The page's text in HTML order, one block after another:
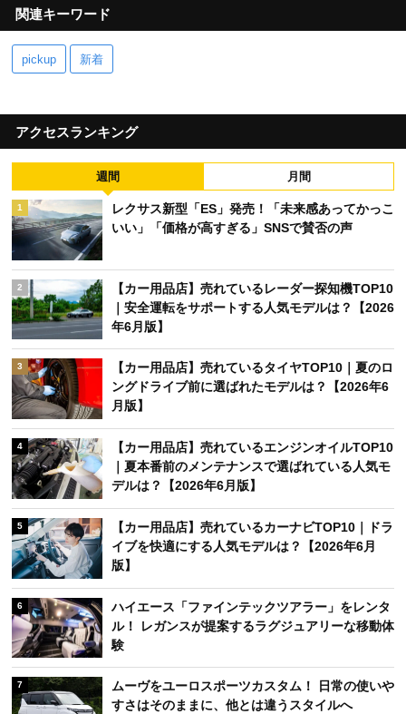
関連キーワード
pickup 新着
アクセスランキング
週間 月間
1
レクサス新型「ES」発売！「未来感あってかっこ
いい」「価格が高すぎる」SNSで賛否の声
2
【カー用品店】売れているレーダー探知機TOP10
｜安全運転をサポートする人気モデルは？【2026
年6月版】
3
【カー用品店】売れているタイヤTOP10｜夏のロ
ングドライブ前に選ばれたモデルは？【2026年6
月版】
4
【カー用品店】売れているエンジンオイルTOP10
｜夏本番前のメンテナンスで選ばれている人気モ
デルは？【2026年6月版】
5
【カー用品店】売れているカーナビTOP10｜ドラ
イブを快適にする人気モデルは？【2026年6月
版】
6
ハイエース「ファインテックツアラー」をレンタ
ル！ レガンスが提案するラグジュアリーな移動体
験
7
ムーヴをユーロスポーツカスタム！ 日常の使いや
すさはそのままに、他とは違うスタイルへ